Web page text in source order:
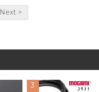
Next >
3